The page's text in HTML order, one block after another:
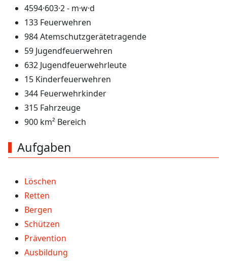
4594·603·2 - m·w·d
133 Feuerwehren
984 Atemschutzgerätetragende
59 Jugendfeuerwehren
632 Jugendfeuerwehrleute
15 Kinderfeuerwehren
344 Feuerwehrkinder
315 Fahrzeuge
900 km² Bereich
Aufgaben
Löschen
Retten
Bergen
Schützen
Prävention
Ausbildung